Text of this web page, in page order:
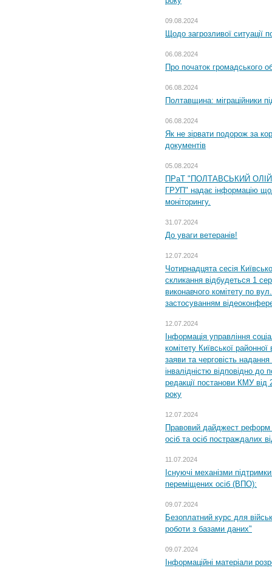
09.08.2024
Щодо загрозливої ситуації
06.08.2024
Про початок громадського
06.08.2024
Полтавщина: міграційники
06.08.2024
Як не зірвати подорож за
документів
05.08.2024
ПРаТ "ПОЛТАВСЬКИЙ
ГРУП" надає інформацію
моніторингу.
31.07.2024
До уваги ветеранів!
12.07.2024
Чотирнадцята сесія
скликання відбудеться 1
виконавчого комітету по
застосуванням
12.07.2024
Інформація управління
комітету Київської
заяви та черговість надання
інвалідністю відповідно
редакції постанови КМУ
року
12.07.2024
Правовий дайджест реформ
осіб та осіб постраждалих
11.07.2024
Існуючі механізми
переміщених осіб (ВПО):
09.07.2024
Безоплатний курс для
роботи з базами даних"
09.07.2024
Інформаційні матеріали